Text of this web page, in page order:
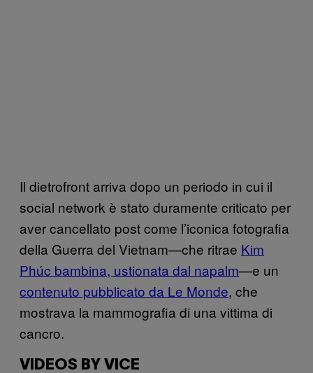
Il dietrofront arriva dopo un periodo in cui il
social network è stato duramente criticato per
aver cancellato post come l’iconica fotografia
della Guerra del Vietnam—che ritrae Kim
Phúc bambina, ustionata dal napalm—e un
contenuto pubblicato da Le Monde, che
mostrava la mammografia di una vittima di
cancro.
VIDEOS BY VICE